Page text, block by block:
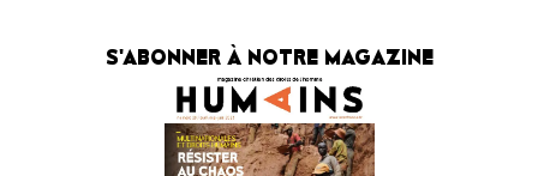
S'ABONNER À NOTRE MAGAZINE